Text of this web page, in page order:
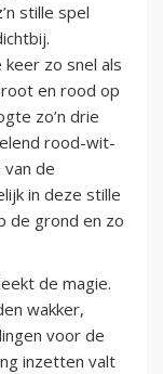
stille spel
zo snel als
en rood op
zo’n drie
rood-wit-
van de
in deze stille
de grond en zo
de magie.
wakker,
voor de
inzetten valt